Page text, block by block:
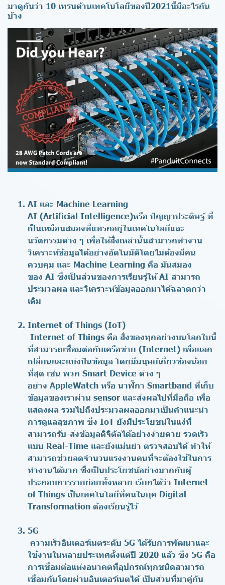
มาดูกันว่า 10 เทรนด้านเทคโนโลยีของปี2021นี้มีอะไรกัน
บ้าง
AI และ Machine Learning
AI (Artificial Intelligence)หรือ ปัญญาประดิษฐ์ ที่
เป็นเหมือนสมองที่แทรกอยู่ในเทคโนโลยีและ
นวัตกรรมต่าง ๆ เพื่อให้สิ่งเหล่านั้นสามารถทำงาน
วิเคราะห์ข้อมูลได้อย่างอัตโนมัติโดยไม่ต้องมีคน
ควบคุม และ Machine Learning คือ มันสมอง
ของ AI ซึ่งเป็นส่วนของการเรียนรู้ให้ AI สามารถ
ประมวลผล และวิเคราะห์ข้อมูลออกมาได้ฉลาดกว่า
เดิม
Internet of Things (IoT)
Internet of Things คือ สิ่งของทุกอย่างบนโลกใบนี้
ที่สามารถเชื่อมต่อกับเครือข่าย (Internet) เพื่อแลก
เปลี่ยนและแบ่งปันข้อมูล โดยมีมนุษย์เกี่ยวข้องน้อย
ที่สุด เช่น พวก Smart Device ต่าง ๆ
อย่าง AppleWatch หรือ นาฬิกา Smartband ที่เก็บ
ข้อมูลของเราผ่าน sensor และส่งผลไปที่มือถือ เพื่อ
แสดงผล รวมไปถึงประมวลผลออกมาเป็นคำแนะนำ
การดูแลสุขภาพ ซึ่ง IoT ยังมีประโยชน์ในแง่ที่
สามารถรับ-ส่งข้อมูลดิจิตัลได้อย่างง่ายดาย รวดเร็ว
แบบ Real-Time และยังแม่นยำ ตรวจสอบได้ ทำให้
สามารถช่วยลดจำนวนแรงงานคนที่จะต้องใช้ในการ
ทำงานได้มาก ซึ่งเป็นประโยชน์อย่างมากกับผู้
ประกอบการรายย่อยทั้งหลาย เรียกได้ว่า Internet
of Things เป็นเทคโนโลยีที่คนในยุค Digital
Transformation ต้องเรียนรู้ไว้
5G
ความเร็วอินเตอร์เนตระดับ 5G ได้รับการพัฒนาและ
ใช้งานในหลายประเทศตั้งแต่ปี 2020 แล้ว ซึ่ง 5G คือ
การเชื่อมต่อแห่งอนาคตที่อุปกรณ์ทุกชนิดสามารถ
เชื่อมกันโดยผ่านอินเตอร์เนตได้ เป็นส่วนที่มาคู่กัน